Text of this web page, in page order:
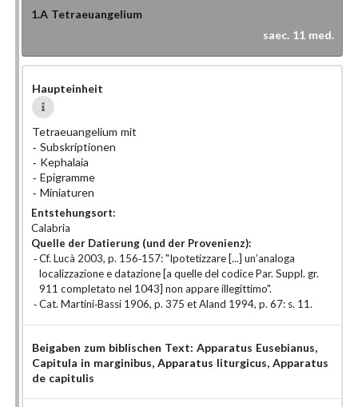
1.A Tetraeuangelium
saec. 11 med.
Haupteinheit
Tetraeuangelium mit
Subskriptionen
Kephalaia
Epigramme
Miniaturen
Entstehungsort:
Calabria
Quelle der Datierung (und der Provenienz):
Cf. Lucà 2003, p. 156-157: "Ipotetizzare [...] un’analoga
localizzazione e datazione [a quelle del codice Par. Suppl. gr.
911 completato nel 1043] non appare illegittimo".
Cat. Martini-Bassi 1906, p. 375 et Aland 1994, p. 67: s. 11.
Beigaben zum biblischen Text: Apparatus Eusebianus,
Capitula in marginibus, Apparatus liturgicus, Apparatus
de capitulis